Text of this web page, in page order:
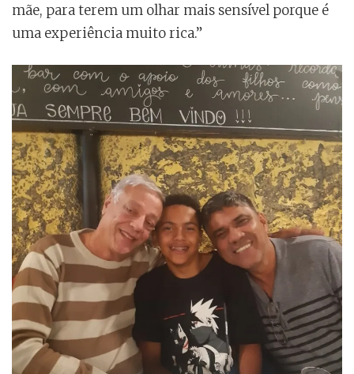
mãe, para terem um olhar mais sensível porque é
uma experiência muito rica.”